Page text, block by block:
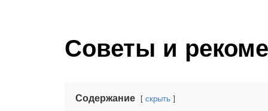
Советы и
Содержание скрыть